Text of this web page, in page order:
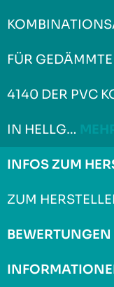
FÜR
4140 DER PVC
IN HELLG…
INFOS ZUM
ZUM
BEWERTUNGEN